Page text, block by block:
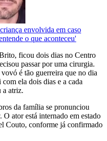
envolvida em caso
o que aconteceu'
ficou dois dias no Centro
passar por uma cirurgia.
é tão guerreira que no dia
ela dois dias e a cada
a atriz.
da família se pronunciou
ator está internado em estado
Couto, conforme já confirmado